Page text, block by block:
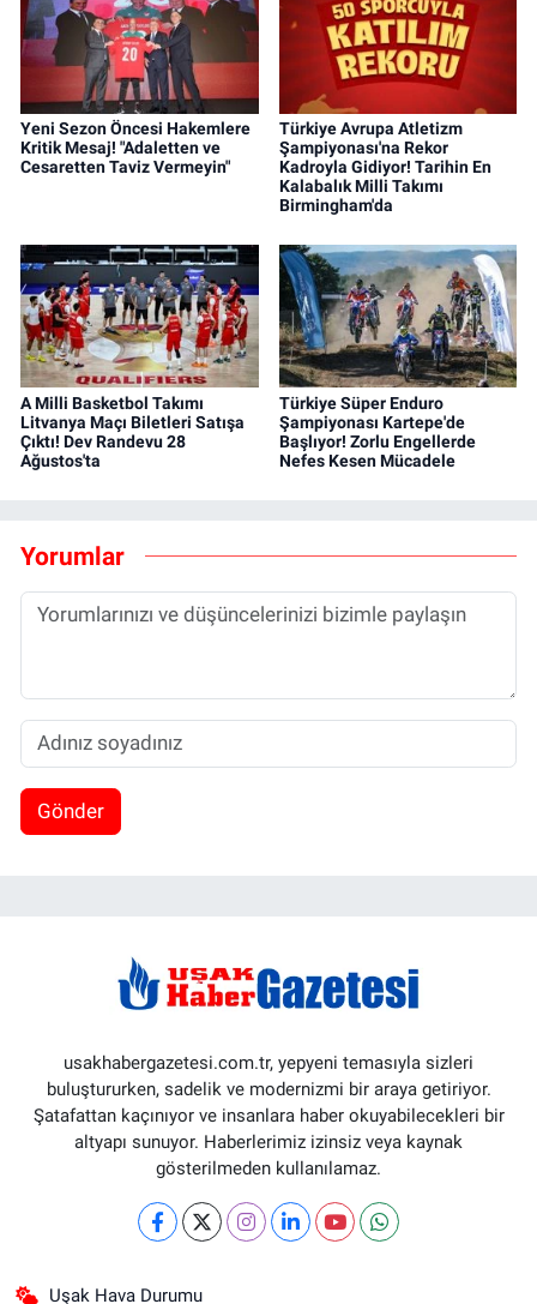
Yeni Sezon Öncesi Hakemlere
Kritik Mesaj! "Adaletten ve
Cesaretten Taviz Vermeyin"
Türkiye Avrupa Atletizm
Şampiyonası'na Rekor
Kadroyla Gidiyor! Tarihin En
Kalabalık Milli Takımı
Birmingham'da
A Milli Basketbol Takımı
Litvanya Maçı Biletleri Satışa
Çıktı! Dev Randevu 28
Ağustos'ta
Türkiye Süper Enduro
Şampiyonası Kartepe'de
Başlıyor! Zorlu Engellerde
Nefes Kesen Mücadele
Yorumlar
Gönder
usakhabergazetesi.com.tr, yepyeni temasıyla sizleri
buluştururken, sadelik ve modernizmi bir araya getiriyor.
Şatafattan kaçınıyor ve insanlara haber okuyabilecekleri bir
altyapı sunuyor. Haberlerimiz izinsiz veya kaynak
gösterilmeden kullanılamaz.
Uşak Hava Durumu